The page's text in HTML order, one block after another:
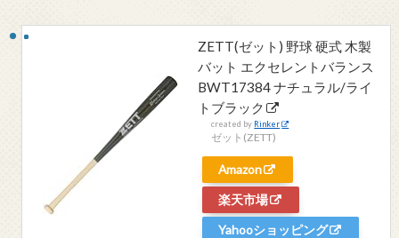
ZETT(ゼット) 野球 硬式 木製
バット エクセレントバランス
BWT17384 ナチュラル/ライ
トブラック
created by Rinker
ゼット(ZETT)
Amazon
楽天市場
Yahooショッピング